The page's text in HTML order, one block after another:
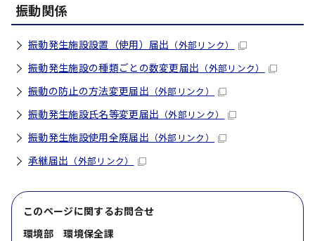
振動関係
振動発生施設設置（使用）届出 （外部リンク）
振動発生施設の種類ごとの数変更届出 （外部リンク）
振動の防止の方法変更届出 （外部リンク）
振動発生施設氏名等変更届出 （外部リンク）
振動発生施設使用全廃届出 （外部リンク）
承継届出 （外部リンク）
このページに関するお問合せ
環境部 環境保全課